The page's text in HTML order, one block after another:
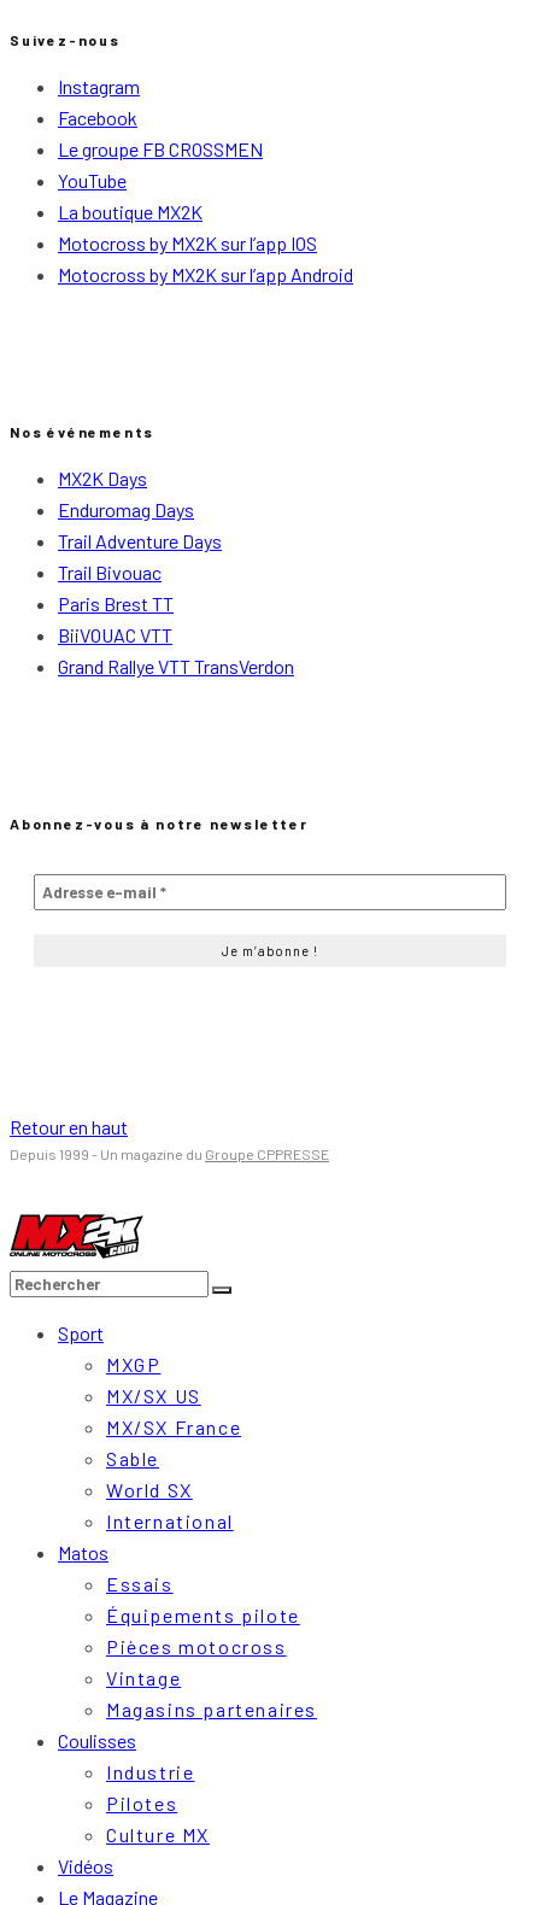
Suivez-nous
Instagram
Facebook
Le groupe FB CROSSMEN
YouTube
La boutique MX2K
Motocross by MX2K sur l’app IOS
Motocross by MX2K sur l’app Android
Nos événements
MX2K Days
Enduromag Days
Trail Adventure Days
Trail Bivouac
Paris Brest TT
BiiVOUAC VTT
Grand Rallye VTT TransVerdon
Abonnez-vous à notre newsletter
Retour en haut
Depuis 1999 - Un magazine du Groupe CPPRESSE
Sport
MXGP
MX/SX US
MX/SX France
Sable
World SX
International
Matos
Essais
Équipements pilote
Pièces motocross
Vintage
Magasins partenaires
Coulisses
Industrie
Pilotes
Culture MX
Vidéos
Le Magazine